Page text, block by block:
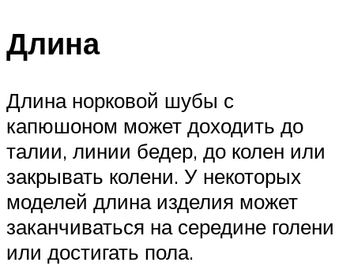
Длина
Длина норковой шубы с
капюшоном может доходить до
талии, линии бедер, до колен или
закрывать колени. У некоторых
моделей длина изделия может
заканчиваться на середине голени
или достигать пола.